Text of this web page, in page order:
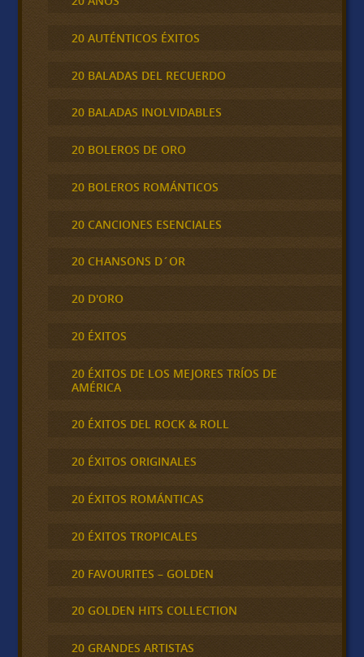
20 AUTÉNTICOS ÉXITOS
20 BALADAS DEL RECUERDO
20 BALADAS INOLVIDABLES
20 BOLEROS DE ORO
20 BOLEROS ROMÁNTICOS
20 CANCIONES ESENCIALES
20 CHANSONS D´OR
20 D'ORO
20 ÉXITOS
20 ÉXITOS DE LOS MEJORES TRÍOS DE
AMÉRICA
20 ÉXITOS DEL ROCK & ROLL
20 ÉXITOS ORIGINALES
20 ÉXITOS ROMÁNTICAS
20 ÉXITOS TROPICALES
20 FAVOURITES – GOLDEN
20 GOLDEN HITS COLLECTION
20 GRANDES ARTISTAS